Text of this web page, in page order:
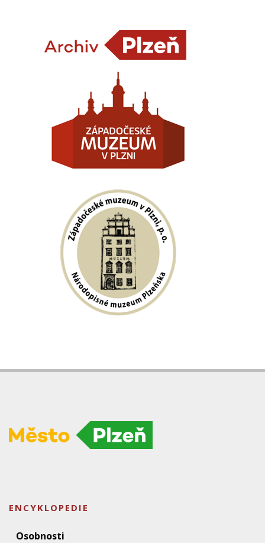
ENCYKLOPEDIE
Osobnosti